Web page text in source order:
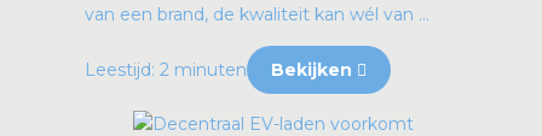
van een brand, de kwaliteit kan wél van ...
Leestijd: 2 minuten Bekijken